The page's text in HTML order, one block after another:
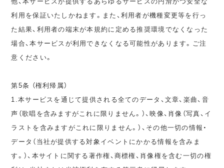
利用を保証いたしかねます。また、利用者が機種変更等を行っ
た結果、利用者の端末が本規約に定める推奨環境でなくなった
場合、本サービスが利用できなくなる可能性があります。ご注
意ください。
第5条 （権利帰属）
1.本サービスを通じて提供される全てのデータ、文章、楽曲、音
声（歌唱を含みますがこれに限りません。）、映像、肖像（写真、イ
ラストを含みますがこれに限りません。）、その他一切の情報・
データ（当社が提供する対象イベントにかかる情報を含みま
す。）、本サイトに関する著作権、商標権、肖像権を含む一切の権